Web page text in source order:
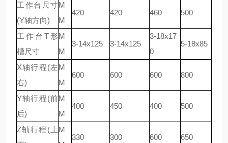
工作台尺寸
(Y轴方向)
M
M
420 420 460 500
工作台T形
槽尺寸
M
M
3-14x125 3-14x125
3-18x17
0
5-18x85
X轴行程(左
右)
M
M
600 600 600 800
Y轴行程(前
后)
M
M
400 450 400 500
Z轴行程(上 M
330 300 600 650